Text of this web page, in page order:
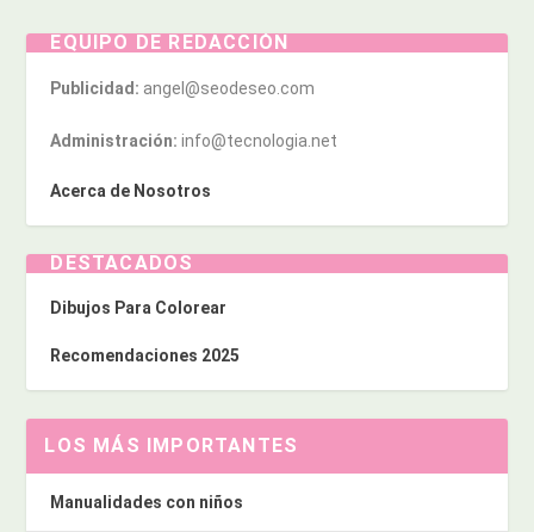
EQUIPO DE REDACCIÓN
Publicidad: angel@seodeseo.com
Administración: info@tecnologia.net
Acerca de Nosotros
DESTACADOS
Dibujos Para Colorear
Recomendaciones 2025
LOS MÁS IMPORTANTES
Manualidades con niños